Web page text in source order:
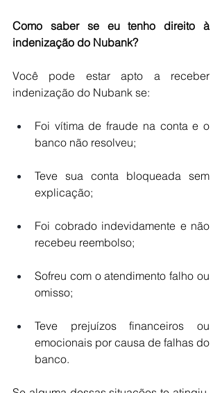
Como saber se eu tenho direito à
indenização do Nubank?
Você pode estar apto a receber
indenização do Nubank se:
Foi vítima de fraude na conta e o
banco não resolveu;
Teve sua conta bloqueada sem
explicação;
Foi cobrado indevidamente e não
recebeu reembolso;
Sofreu com o atendimento falho ou
omisso;
Teve prejuízos financeiros ou
emocionais por causa de falhas do
banco.